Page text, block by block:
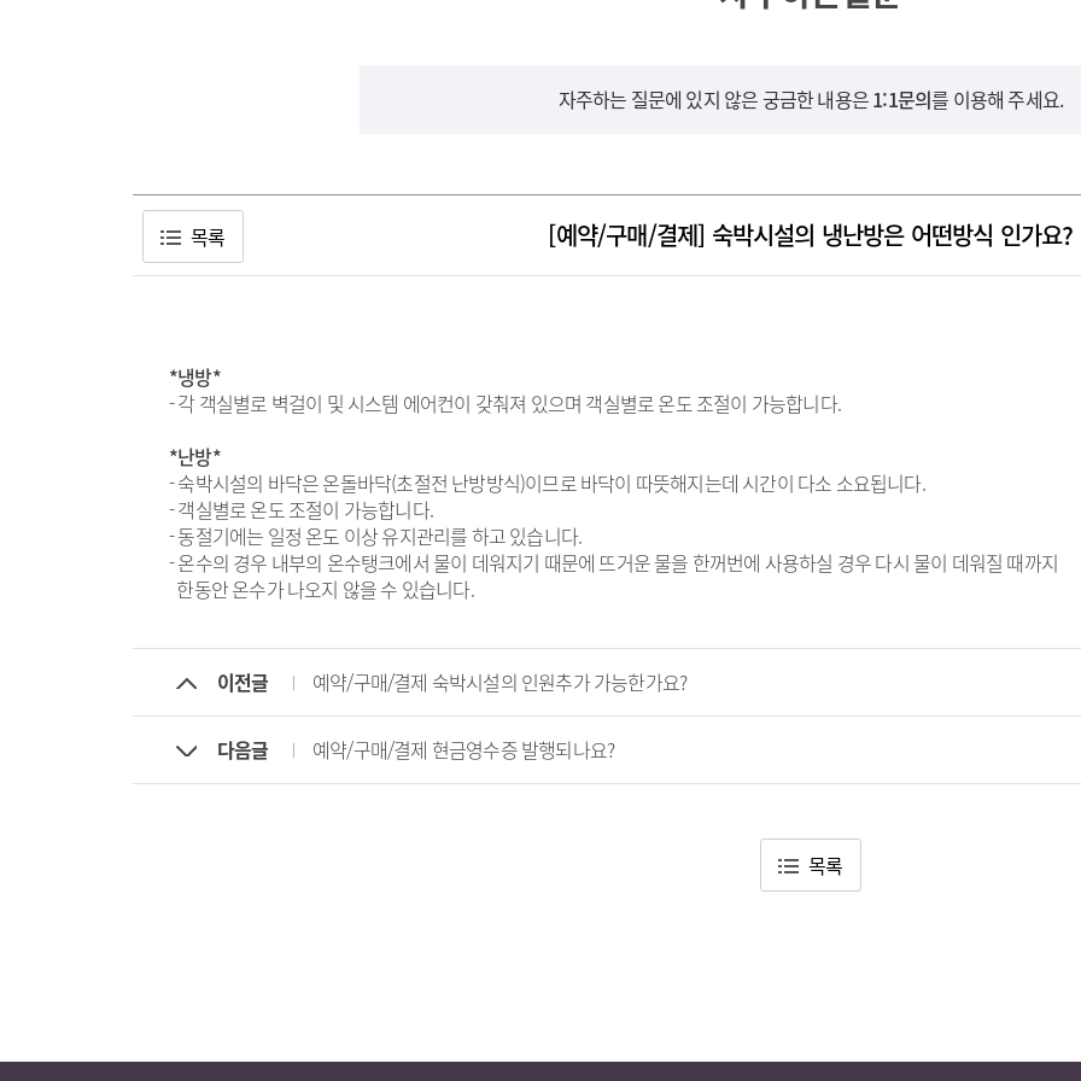
자주하는 질문에 있지 않은 궁금한 내용은1:1문의를 이용해 주세요.
목록 [예약/구매/결제] 숙박시설의 냉난방은 어떤방식 인가요?
*냉방*
- 각 객실별로 벽걸이 및 시스템 에어컨이 갖춰져 있으며 객실별로 온도 조절이 가능합니다.
*난방*
- 숙박시설의 바닥은 온돌바닥(초절전 난방방식)이므로 바닥이 따뜻해지는데 시간이 다소 소요됩니다.
- 객실별로 온도 조절이 가능합니다.
- 동절기에는 일정 온도 이상 유지관리를 하고 있습니다.
- 온수의 경우 내부의 온수탱크에서 물이 데워지기 때문에 뜨거운 물을 한꺼번에 사용하실 경우 다시 물이 데워질 때까지
한동안 온수가 나오지 않을 수 있습니다.
이전글 예약/구매/결제 숙박시설의 인원추가 가능한가요?
다음글 예약/구매/결제 현금영수증 발행되나요?
목록